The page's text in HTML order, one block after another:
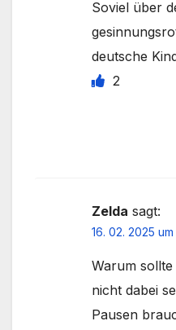
Soviel über
deutsche
2
Zelda sagt:
16. 02. 2025
Warum
nicht dabei
Pausen